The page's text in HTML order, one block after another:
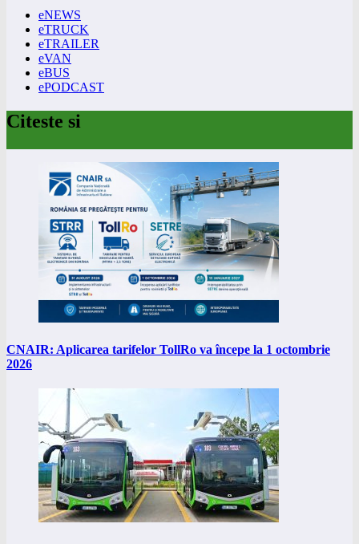
eNEWS
eTRUCK
eTRAILER
eVAN
eBUS
ePODCAST
Citeste si
CNAIR: Aplicarea tarifelor TollRo va începe la 1 octombrie
2026